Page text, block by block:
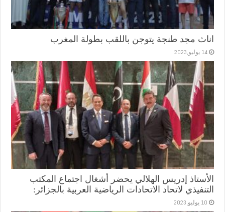
اناث مجد طنجة يتوجن باللقب بطولة المغرب
14 يوليو,2023
الأستاذ إدريس الهلالي يحضر أشغال اجتماع المكتب
التنفيذي لاتحاد الاتحادات الرياضية العربية بالجزائر:
10 يوليو,2023